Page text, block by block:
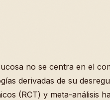
no se centra en el
derivadas de su
(RCT) y meta-análisis